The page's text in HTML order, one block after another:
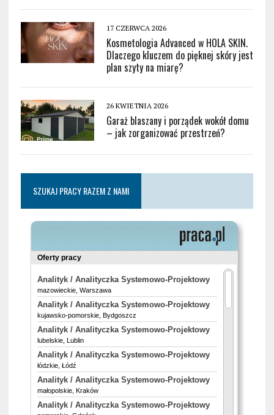
17 CZERWCA 2026
Kosmetologia Advanced w HOLA SKIN.
Dlaczego kluczem do pięknej skóry jest
plan szyty na miarę?
26 KWIETNIA 2026
Garaż blaszany i porządek wokół domu
– jak zorganizować przestrzeń?
SZUKAJ PRACY RAZEM Z NAMI